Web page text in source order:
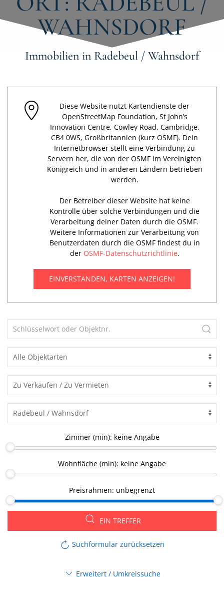
WAHNSDORF
Immobilien in Radebeul / Wahnsdorf
Diese Website nutzt Kartendienste der
OpenStreetMap Foundation, St John’s
Innovation Centre, Cowley Road, Cambridge,
CB4 0WS, Großbritannien (kurz OSMF). Dein
Internetbrowser stellt eine Verbindung zu
Servern her, die von der OSMF im Vereinigten
Königreich und in anderen Ländern betrieben
werden.
Der Betreiber dieser Website hat keine
Kontrolle über solche Verbindungen und die
Verarbeitung deiner Daten durch die OSMF.
Weitere Informationen zur Verarbeitung von
Benutzerdaten durch die OSMF findest du in
der OSMF-Datenschutzrichtlinie.
EINVERSTANDEN, KARTEN ANZEIGEN!
Zimmer (min): keine Angabe
Wohnfläche (min): keine Angabe
Preisrahmen: unbegrenzt
EIN TREFFER
Suchformular zurücksetzen
Erweitert / Umkreissuche